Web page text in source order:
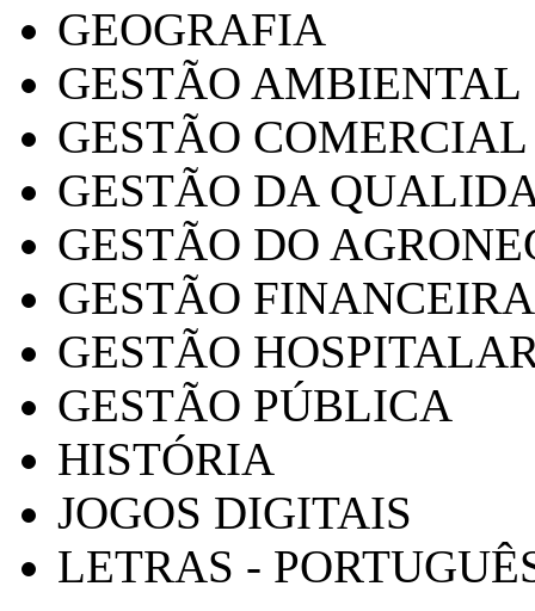
GEOGRAFIA
GESTÃO AMBIENTAL
GESTÃO COMERCIAL
GESTÃO DA
GESTÃO DO
GESTÃO FINANCEIRA
GESTÃO
GESTÃO PÚBLICA
HISTÓRIA
JOGOS DIGITAIS
LETRAS -